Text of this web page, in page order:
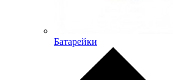
Батарейки